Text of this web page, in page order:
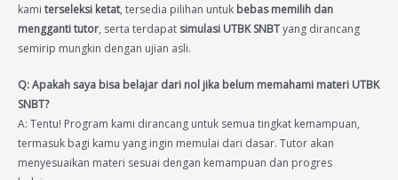
kami terseleksi ketat, tersedia pilihan untuk bebas memilih dan
mengganti tutor, serta terdapat simulasi UTBK SNBTyang dirancang
semirip mungkin dengan ujian asli.
Q: Apakah saya bisa belajar dari nol jika belum memahami materi UTBK
SNBT?
A: Tentu! Program kami dirancang untuk semua tingkat kemampuan,
termasuk bagi kamu yang ingin memulai dari dasar. Tutor akan
menyesuaikan materi sesuai dengan kemampuan dan progres